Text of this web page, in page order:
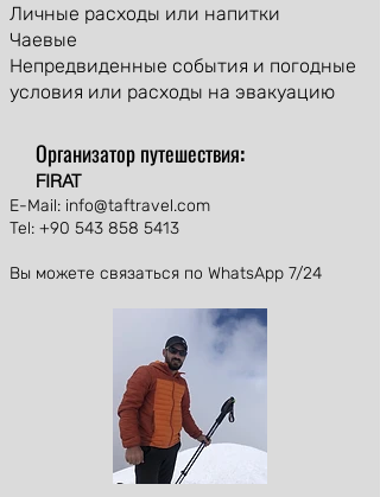
Личные расходы или напитки
Чаевые
Непредвиденные события и погодные
условия или расходы на эвакуацию
Организатор путешествия:
FIRAT
E-Mail: info@taftravel.com
Tel: +90 543 858 5413
Вы можете связаться по WhatsApp 7/24